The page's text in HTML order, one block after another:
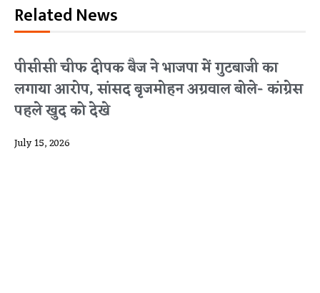
Related News
पीसीसी चीफ दीपक बैज ने भाजपा में गुटबाजी का
लगाया आरोप, सांसद बृजमोहन अग्रवाल बोले- कांग्रेस
पहले खुद को देखे
July 15, 2026